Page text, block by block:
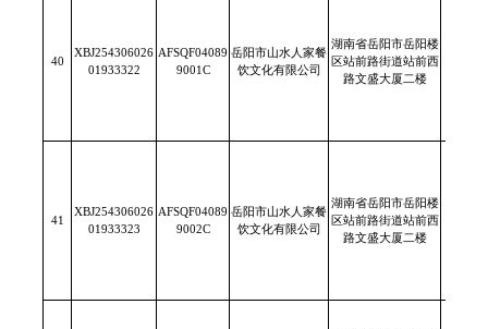
40
XBJ254306026
01933322
AFSQF04089
9001C
岳阳市山水人家餐
饮文化有限公司
湖南省岳阳市岳阳楼
区站前路街道站前西
路文盛大厦二楼
41
XBJ254306026
01933323
AFSQF04089
9002C
岳阳市山水人家餐
饮文化有限公司
湖南省岳阳市岳阳楼
区站前路街道站前西
路文盛大厦二楼